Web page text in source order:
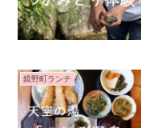
鏡野町ランチ